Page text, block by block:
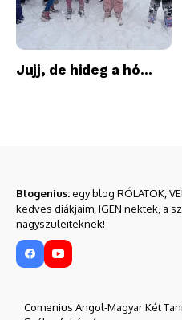
Jujj, de hideg a hó…
Blogenius:egy blog RÓLATOK,
kedves diákjaim, IGEN nektek, a
nagyszüleiteknek!
Comenius Angol-Magyar Két